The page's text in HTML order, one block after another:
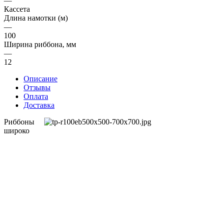
Кассета
Длина намотки (м)
—
100
Ширина риббона, мм
—
12
Описание
Отзывы
Оплата
Доставка
Риббоны
широко